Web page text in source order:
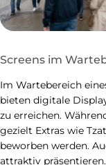
Screens im
Im Wartebereich
bieten digitale
zu erreichen.
gezielt Extras wie
beworben werden.
attraktiv